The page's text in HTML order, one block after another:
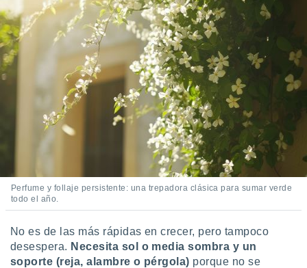
Perfume y follaje persistente: una trepadora clásica para sumar verde
todo el año.
No es de las más rápidas en crecer, pero tampoco
desespera. Necesita sol o media sombra y un
soporte (reja, alambre o pérgola) porque no se